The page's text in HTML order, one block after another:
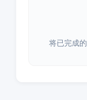
将已完成